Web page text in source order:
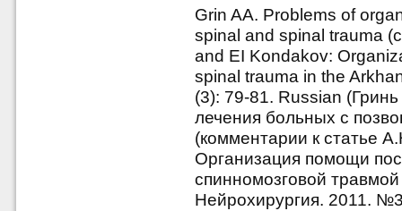
Grin AA. Problems of
spinal and spinal trauma
and EI Kondakov:
spinal trauma in the
(3): 79-81. Russian
лечения больных с
(комментарии к статье
Организация помощи
спинномозговой
Нейрохирургия. 2011.